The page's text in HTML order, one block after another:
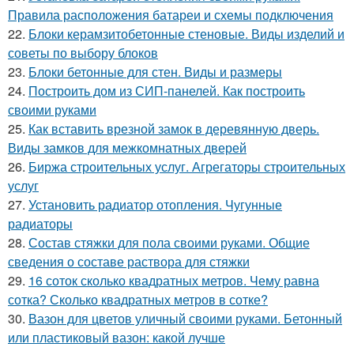
Правила расположения батареи и схемы подключения
22. Блоки керамзитобетонные стеновые. Виды изделий и
советы по выбору блоков
23. Блоки бетонные для стен. Виды и размеры
24. Построить дом из СИП-панелей. Как построить
своими руками
25. Как вставить врезной замок в деревянную дверь.
Виды замков для межкомнатных дверей
26. Биржа строительных услуг. Агрегаторы строительных
услуг
27. Установить радиатор отопления. Чугунные
радиаторы
28. Состав стяжки для пола своими руками. Общие
сведения о составе раствора для стяжки
29. 16 соток сколько квадратных метров. Чему равна
сотка? Сколько квадратных метров в сотке?
30. Вазон для цветов уличный своими руками. Бетонный
или пластиковый вазон: какой лучше